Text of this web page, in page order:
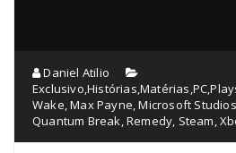
Daniel Atilio
Exclusivo,Histórias,Matérias,PC,
Wake,Max Payne,Microsoft Studios
Quantum Break,Remedy, Steam,